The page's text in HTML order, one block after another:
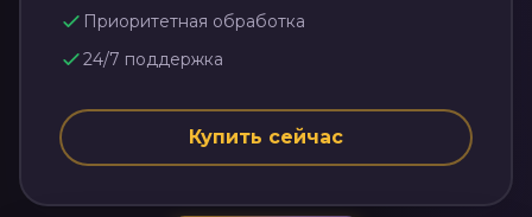
Приоритетная обработка
24/7 поддержка
Купить сейчас